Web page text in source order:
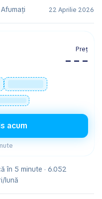
22 Aprilie 2026
Preț
– – –
acum
în 5 minute · 6.052
lună